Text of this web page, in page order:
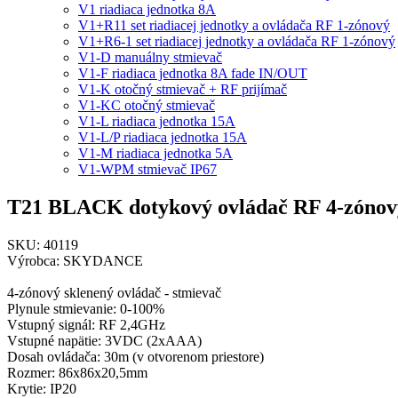
V1 riadiaca jednotka 8A
V1+R11 set riadiacej jednotky a ovládača RF 1-zónový
V1+R6-1 set riadiacej jednotky a ovládača RF 1-zónový
V1-D manuálny stmievač
V1-F riadiaca jednotka 8A fade IN/OUT
V1-K otočný stmievač + RF prijímač
V1-KC otočný stmievač
V1-L riadiaca jednotka 15A
V1-L/P riadiaca jednotka 15A
V1-M riadiaca jednotka 5A
V1-WPM stmievač IP67
T21 BLACK dotykový ovládač RF 4-
SKU: 40119
Výrobca: SKYDANCE
4-zónový sklenený ovládač - stmievač
Plynule stmievanie: 0-100%
Vstupný signál: RF 2,4GHz
Vstupné napätie: 3VDC (2xAAA)
Dosah ovládača: 30m (v otvorenom priestore)
Rozmer: 86x86x20,5mm
Krytie: IP20